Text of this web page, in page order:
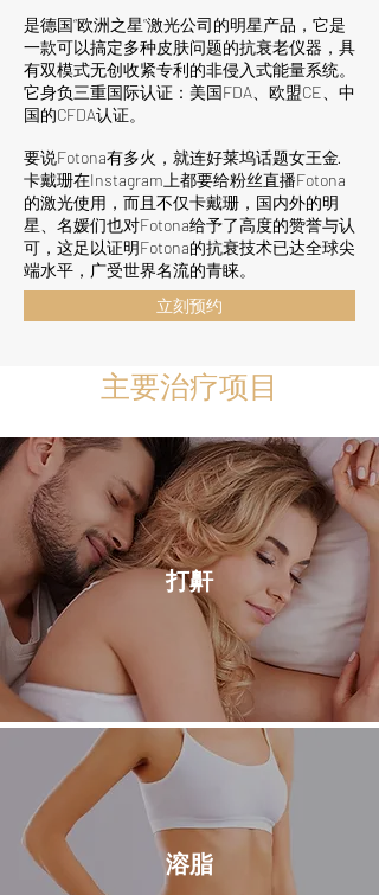
是德国“欧洲之星”激光公司的明星产品，它是
一款可以搞定多种皮肤问题的抗衰老仪器，具
有双模式无创收紧专利的非侵入式能量系统。
它身负三重国际认证：美国FDA、欧盟CE、中
国的CFDA认证。
要说Fotona有多火，就连好莱坞话题女王金·
卡戴珊在Instagram上都要给粉丝直播Fotona
的激光使用，而且不仅卡戴珊，国内外的明
星、名媛们也对Fotona给予了高度的赞誉与认
可，这足以证明Fotona的抗衰技术已达全球尖
端水平，广受世界名流的青睐。
立刻预约
​​主要治疗项目
打鼾
溶脂